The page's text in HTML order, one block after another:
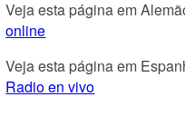
Veja esta página em
online
Veja esta página em
Radio en vivo